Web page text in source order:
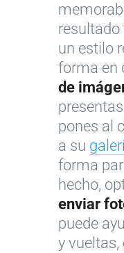
resultado
un estilo
forma en
de
pones al
a su
forma
hecho,
enviar
puede
y vueltas,